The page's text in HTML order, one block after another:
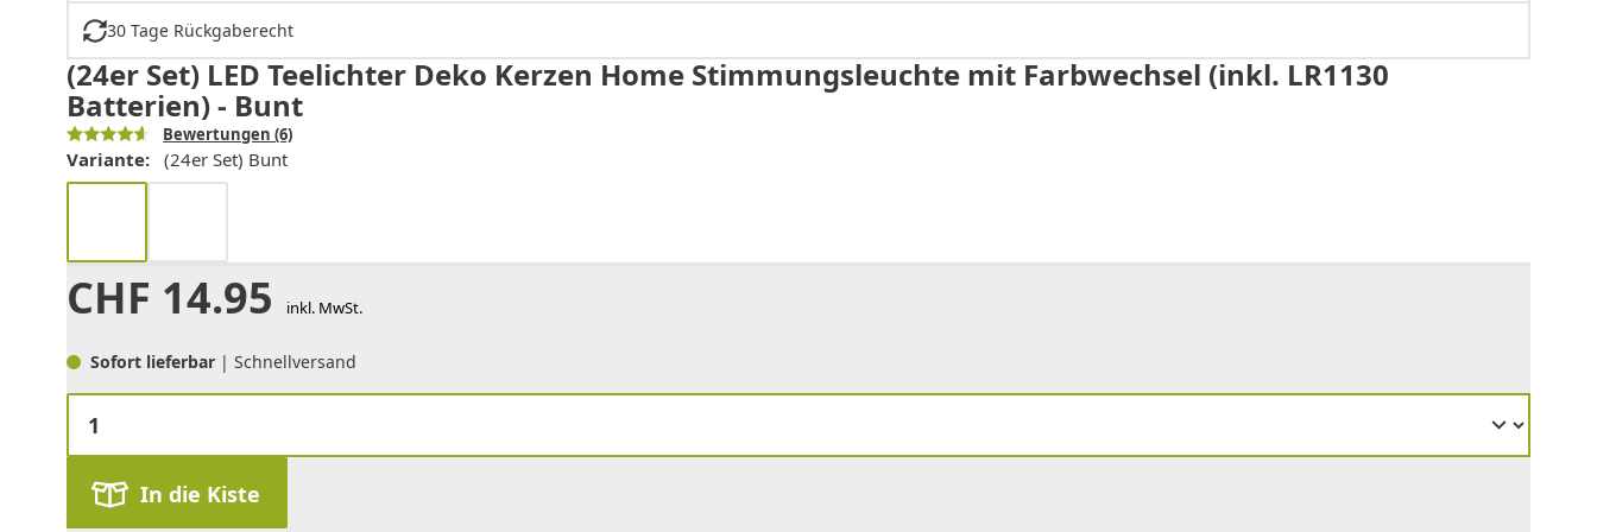
30 Tage Rückgaberecht
(24er Set) LED Teelichter Deko Kerzen Home Stimmungsleuchte mit Farbwechsel (inkl. LR1130
Batterien) - Bunt
Bewertungen (6)
Variante: (24er Set) Bunt
CHF 14.95 inkl. MwSt.
Sofort lieferbar | Schnellversand
In die Kiste